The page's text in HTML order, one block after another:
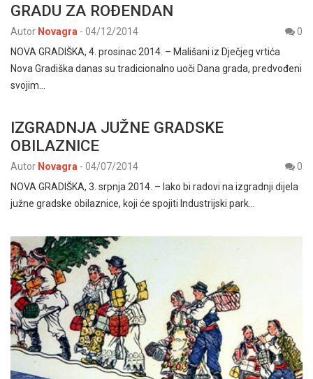
GRADU ZA ROĐENDAN
Autor Novagra - 04/12/2014
0
NOVA GRADIŠKA, 4. prosinac 2014. – Mališani iz Dječjeg vrtića
Nova Gradiška danas su tradicionalno uoči Dana grada, predvođeni
svojim…
IZGRADNJA JUŽNE GRADSKE
OBILAZNICE
Autor Novagra - 04/07/2014
0
NOVA GRADIŠKA, 3. srpnja 2014. – Iako bi radovi na izgradnji dijela
južne gradske obilaznice, koji će spojiti Industrijski park…